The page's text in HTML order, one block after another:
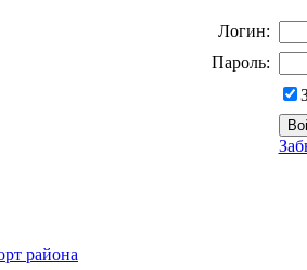
Логин:
Пароль:
района